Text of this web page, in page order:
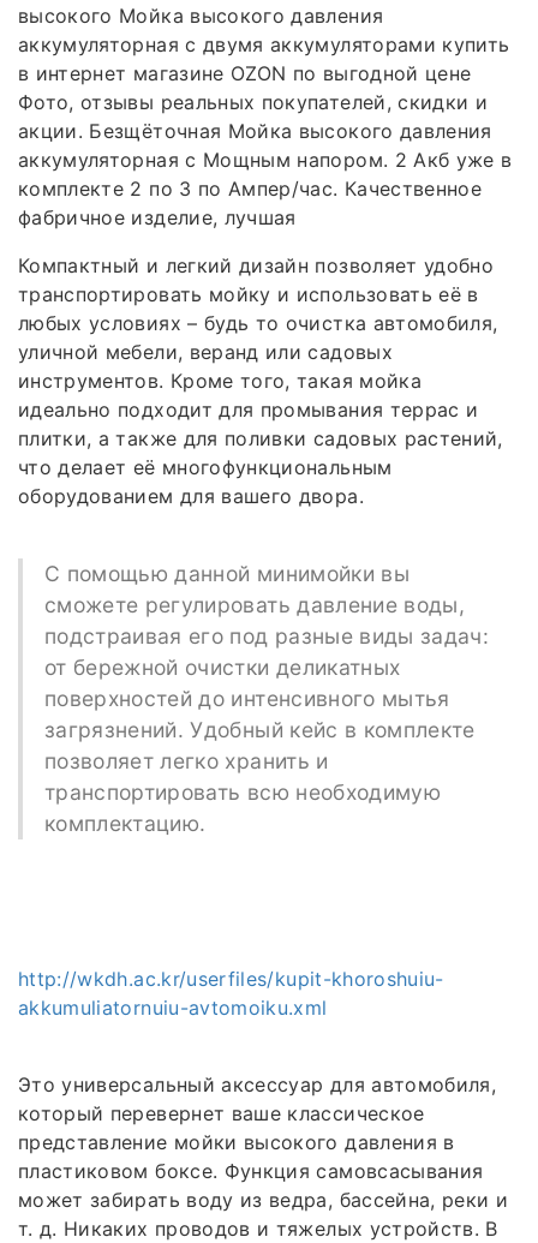
высокого Мойка высокого давления
аккумуляторная с двумя аккумуляторами купить
в интернет магазине OZON по выгодной цене
Фото, отзывы реальных покупателей, скидки и
акции. Безщёточная Мойка высокого давления
аккумуляторная с Мощным напором. 2 Акб уже в
комплекте 2 по 3 по Ампер/час. Качественное
фабричное изделие, лучшая
Компактный и легкий дизайн позволяет удобно
транспортировать мойку и использовать её в
любых условиях – будь то очистка автомобиля,
уличной мебели, веранд или садовых
инструментов. Кроме того, такая мойка
идеально подходит для промывания террас и
плитки, а также для поливки садовых растений,
что делает её многофункциональным
оборудованием для вашего двора.
С помощью данной минимойки вы
сможете регулировать давление воды,
подстраивая его под разные виды задач:
от бережной очистки деликатных
поверхностей до интенсивного мытья
загрязнений. Удобный кейс в комплекте
позволяет легко хранить и
транспортировать всю необходимую
комплектацию.
http://wkdh.ac.kr/userfiles/kupit-khoroshuiu-
akkumuliatornuiu-avtomoiku.xml
Это универсальный аксессуар для автомобиля,
который перевернет ваше классическое
представление мойки высокого давления в
пластиковом боксе. Функция самовсасывания
может забирать воду из ведра, бассейна, реки и
т. д. Никаких проводов и тяжелых устройств. В